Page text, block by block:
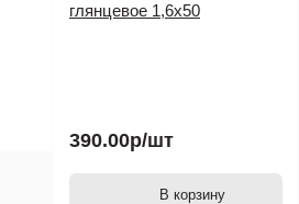
глянцевое 1,6х50
390.00р/шт
В корзину